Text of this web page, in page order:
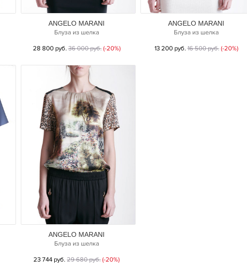
ANGELO MARANI
Блуза из шелка
28 800 руб.36 000 руб. (-20%)
ANGELO MARANI
Блуза из шелка
13 200 руб.16 500 руб. (-20%)
ANGELO MARANI
Блуза из шелка
23 744 руб.29 680 руб.(-20%)